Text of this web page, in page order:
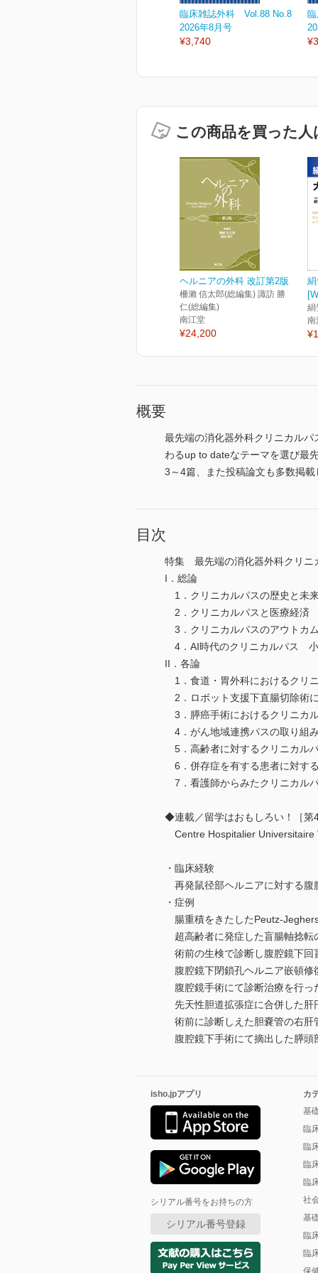
臨床雑誌外科 Vol.88 No.8
2026年8月号
¥3,740
この商品を買った
ヘルニアの外科 改訂第2版
柵瀨 信太郎(総編集) 諏訪 勝
仁(総編集)
南江堂
¥24,200
絹
南
概要
最先端の消化器外科クリニカル
わるup to dateなテーマを選び最
3～4篇、また投稿論文も多数掲
目次
特集 最先端の消化器外科クリニ
I．総論
1．クリニカルパスの歴史と未
2．クリニカルパスと医療経済
3．クリニカルパスのアウトカ
4．AI時代のクリニカルパス
II．各論
1．食道・胃外科におけるクリ
2．ロボット支援下直腸切除術
3．膵癌手術におけるクリニカ
4．がん地域連携パスの取り組
5．高齢者に対するクリニカル
6．併存症を有する患者に対す
7．看護師からみたクリニカル
◆連載／留学はおもしろい！［第
Centre Hospitalier
・臨床経験
再発鼠径部ヘルニアに対する
・症例
腸重積をきたしたPeutz-
超高齢者に発症した盲腸軸捻
術前の生検で診断し腹腔鏡下
腹腔鏡下閉鎖孔ヘルニア嵌頓
腹腔鏡手術にて診断治療を行
先天性胆道拡張症に合併した
術前に診断しえた胆嚢管の右肝
腹腔鏡下手術にて摘出した膵
isho.jpアプリ
シリアル番号をお持ちの方
シリアル番号登録
カ
基
臨
臨
臨
臨
社
基
臨
臨